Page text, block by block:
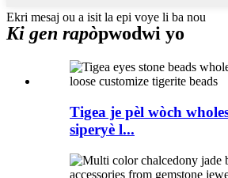
Ekri mesaj ou a isit la epi voye li ba nou
Ki gen rapòpwodwi yo
Tigea je pèl wòch
siperyè l...